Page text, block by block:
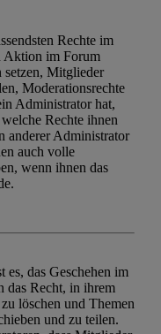
Rechte im
Aktion im Forum
setzen, Mitglieder
Moderationsrechte
Administrator hat,
Rechte ihnen
anderer Administrator
auch volle
wenn ihnen das
das Geschehen im
das Recht, in ihrem
löschen und Themen
und zu teilen.